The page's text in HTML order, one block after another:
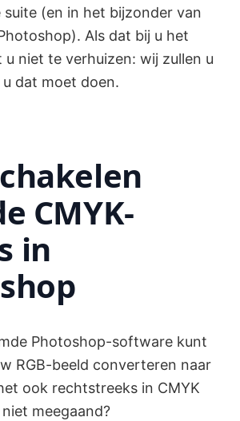
suite (en in het bijzonder van
Als dat bij u het
u niet te verhuizen: wij zullen u
dat moet doen.
CMYK-
in
Photoshop-software kunt
RGB-beeld converteren naar
ook rechtstreeks in CMYK
meegaand?